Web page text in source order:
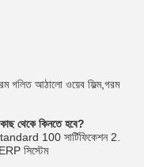
গলিত আঠালো ওয়েব ফিল্ম,গরম
থেকে কিনতে হবে?
100 সার্টিফিকেশন 2.
সিস্টেম